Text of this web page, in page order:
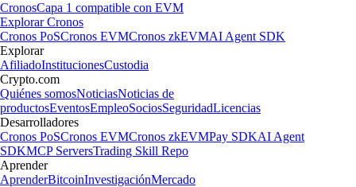
CronosCapa 1 compatible con EVM
Explorar Cronos
Cronos PoSCronos EVMCronos zkEVMAI Agent SDK
Explorar
AfiliadoInstitucionesCustodia
Crypto.com
Quiénes somosNoticiasNoticias de
productosEventosEmpleoSociosSeguridadLicencias
Desarrolladores
Cronos PoSCronos EVMCronos zkEVMPay SDKAI Agent
SDKMCP ServersTrading Skill Repo
Aprender
AprenderBitcoinInvestigaciónMercado